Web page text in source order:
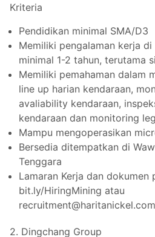
Kriteria
Pendidikan minimal SMA/D3
Memiliki pengalaman kerja
minimal 1-2 tahun, terutama
Memiliki pemahaman dalam
line up harian kendaraan,
avaliability kendaraan,
kendaraan dan monitoring
Mampu mengoperasikan
Bersedia ditempatkan di
Tenggara
Lamaran Kerja dan
bit.ly/HiringMining atau
2. Dingchang Group